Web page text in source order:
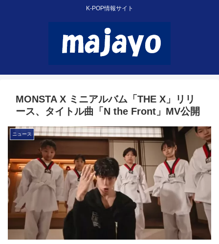
K-POP情報サイト
MONSTA X ミニアルバム「THE X」リリ
ース、タイトル曲「N the Front」MV公開
ニュース